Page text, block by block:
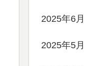
2025年6月
2025年5月